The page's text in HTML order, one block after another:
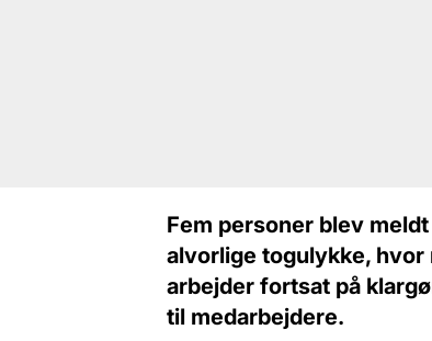
Fem personer blev
alvorlige togulykke,
arbejder fortsat på
til medarbejdere.